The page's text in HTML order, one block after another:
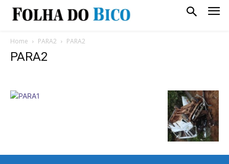
Home PARA2 PARA2
PARA2